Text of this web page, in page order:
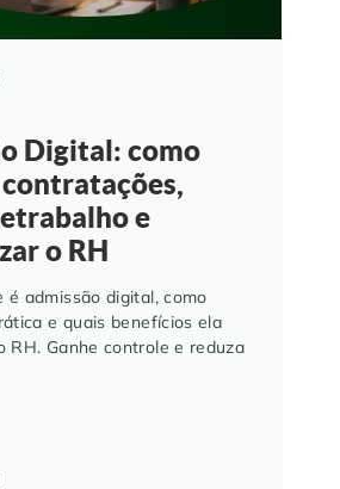
Digital: como
e
o RH
é admissão digital, como
e quais benefícios ela
RH. Ganhe controle e reduza